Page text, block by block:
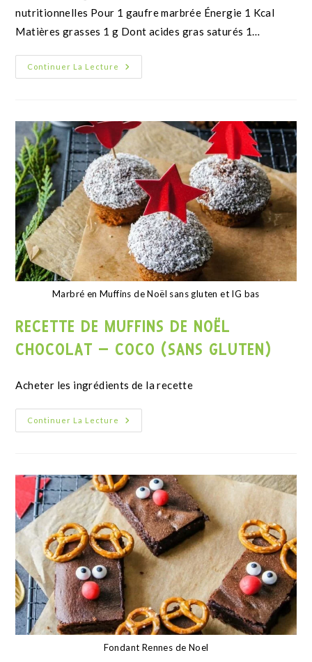
Continuer La Lecture
Mug cake farine de noisette
RECETTE MUG CAKE KETO PROTÉINÉ À
LA FARINE DE NOISETTE
Valeurs nutritionnelles recette Énergie 1 Kcal Matières
grasses 1 g Dont acides gras saturés 1 g Glucides 1 g
Cake salé farine d'arachide